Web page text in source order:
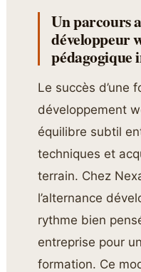
Un parcours
développeur
pédagogique
Le succès d’une
développement
équilibre subtil
techniques et
terrain. Chez
l’alternance
rythme bien
entreprise pour
formation. Ce